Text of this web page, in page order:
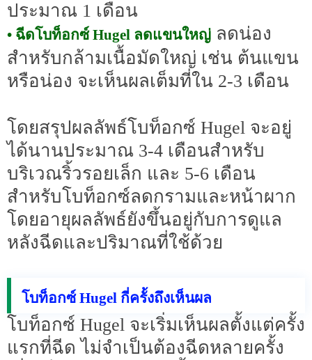
ประมาณ 1 เดือน
• ฉีดโบท็อกซ์ Hugel ลดแขนใหญ่ ลดน่อง
สำหรับกล้ามเนื้อมัดใหญ่ เช่น ต้นแขน
หรือน่อง จะเห็นผลเต็มที่ใน 2-3 เดือน
โดยสรุปผลลัพธ์โบท็อกซ์ Hugel จะอยู่
ได้นานประมาณ 3-4 เดือนสำหรับ
บริเวณริ้วรอยเล็ก และ 5-6 เดือน
สำหรับโบท็อกซ์ลดกรามและหน้าผาก
โดยอายุผลลัพธ์ยังขึ้นอยู่กับการดูแล
หลังฉีดและปริมาณที่ใช้ด้วย
โบท็อกซ์ Hugel กี่ครั้งถึงเห็นผล
โบท็อกซ์ Hugel จะเริ่มเห็นผลตั้งแต่ครั้ง
แรกที่ฉีด ไม่จำเป็นต้องฉีดหลายครั้ง